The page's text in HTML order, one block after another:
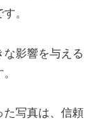
。
影響を与える
た写真は、信頼